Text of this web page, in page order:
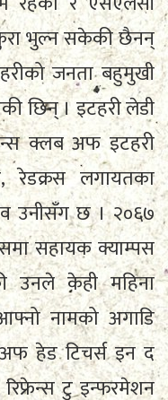
भुल्न सकेकी छैनन्
जनता बहुमुखी
छिन् । इटहरी लेडी
क्लब अफ इटहरी
रेडक्रस लगायतका
उनीसँग छ । २०६७
सहायक क्याम्पस
उनले केही महिना
आफ्नो नामको अगाडि
हेड टिचर्स इन द
टु इन्फरमेशन